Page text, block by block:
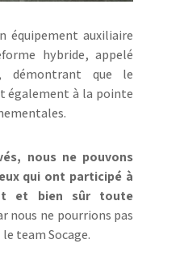
équipement auxiliaire
hybride, appelé
démontrant que le
également à la pointe
nous ne pouvons
qui ont participé à
et bien sûr toute
nous ne pourrions pas
team Socage.